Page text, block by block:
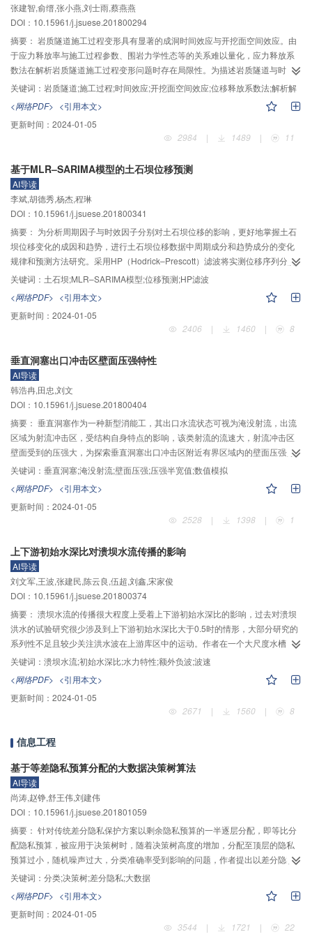
结速度。涂抹区以及砂井中渗透系数的降低均会显著降低地基固结速度，所
以，施工中应减小对井壁土体的扰动，增加竖井的渗流能力，以减弱涂抹和井
阻效应。尽管砂井地基以径向渗流为主，但竖向渗流对地基的固结也有较大影
响，忽略其作用可能会导致地基的固结沉降预测速度被低估。
张建智,俞缙,张小燕,刘士雨,蔡燕燕
DOI：10.15961/j.jsuese.201800294
摘要： 岩质隧道施工过程变形具有显著的成洞时间效应与开挖面空间效应。由
于应力释放率与施工过程参数、围岩力学性态等的关系难以量化，应力释放系
数法在解析岩质隧道施工过程变形问题时存在局限性。为描述岩质隧道与时
间、空间相关的复杂的施工力学过程，假设围岩为Burgers体和Drucker–Prager
组合模型。利用弹性–黏弹性对应原理与非关联流动法则建立无支护隧道变形
解，采用位移释放系数法描述隧道施工过程变形的时空效应。获得的2维平面应
变无支护隧道最大径向位移的数学函数形式与Manh解一致；当不考虑时间因素
时，本文解可退化为Park解。通过与既有数值解和解析解对比，验证了本文解
形径向分布曲线和隧道纵剖面变形曲线，得到关于黏聚力、内摩擦角、扩容角
与延迟时间等参数的敏感性规律。结果表明：随着时间推移或纵向距离的增
大，隧道变形非线性递增；随着围岩深度的增加，隧道变形递减，隧道变形和
塑性区半径均为黏聚力与内摩擦角的非线性递减函数；围岩扩容加剧了隧道变
形；延迟时间控制了隧道变形的时程规律；隧道时空变形对介入参数的敏感性
与其物理意义一致。位移释放系数法成功描述了岩质隧道施工过程变形的时空
效应，可为施工过程提供理论指导。
关键词： 岩质隧道;施工过程;时间效应;开挖面空间效应;位移释放系数法;解析解
<网络PDF> <引用本文>
更新时间： 2024-01-05
2984
| 1489 | 11
基于MLR–SARIMA模型的土石坝位移预测
AI导读
李斌,胡德秀,杨杰,程琳
DOI：10.15961/j.jsuese.201800341
摘要： 为分析周期因子与时效因子分别对土石坝位移的影响，更好地掌握土石
坝位移变化的成因和趋势，进行土石坝位移数据中周期成分和趋势成分的变化
规律和预测方法研究。采用HP（Hodrick–Prescott）滤波将实测位移序列分解
为趋势项和周期项两部分，对趋势项建立基于MLR（multiple linear
regression）的预测模型，对周期项建立基于SARIMA（seasonal auto-
regressive integrated moving average）的预测模型，结合以上两模型的结果
对土石坝位移进行预测，即MLR–SARIMA预测模型。该模型突出了MLR模型在
趋势性数据上的预测优势和SARIMA模型在周期性数据上的预测优势，且仅从实
波分解后，趋势项位移呈缓慢增长趋势，年变幅从1.42至0.51 mm逐渐降低，
表明由时效因子引起的土石坝趋势性位移量逐年减小，且已趋于稳定；周期项
位移具有明显年周期性，这是由于土石坝位移受到年周期性变化的水位和温度
影响，年变幅约为7.00 mm，表明该土石坝位移量主要是由周期因子引起的周
期性位移；该变化规律符合土石坝位移的一般变化规律，说明HP滤波可很好地
提取土石坝位移数据中的周期成分和趋势成分。MLR–SARIMA模型预测结果准
确，相对误差较小，均在5%以内，且均方根误差、平均绝对误差百分比和调整
的平均绝对误差百分比这3个指标均优于单一SARIMA模型，表明MLR–
位移预测。
关键词： 土石坝;MLR–SARIMA模型;位移预测;HP滤波
<网络PDF> <引用本文>
更新时间： 2024-01-05
2406
| 1460 | 8
垂直洞塞出口冲击区壁面压强特性
AI导读
韩浩冉,田忠,刘文
DOI：10.15961/j.jsuese.201800404
摘要： 垂直洞塞作为一种新型消能工，其出口水流状态可视为淹没射流，出流
区域为射流冲击区，受结构自身特点的影响，该类射流的流速大，射流冲击区
壁面受到的压强大，为探索垂直洞塞出口冲击区附近有界区域内的壁面压强分
布规律，为结构设计及水力设计提供科学依据，作者结合某大型泄洪洞工程，
采用模型试验、理论推导及数值模拟相结合的方法，针对不同的出口射流流速
及不同压坡位置，研究了垂直洞塞出口射流冲击区的壁面压强特性。结果表
明：冲击压强的试验和数值模拟结果吻合良好；当轴线上压强测点同压强最大
值处的距离和压强半宽值的比值小于1时，试验及数模得到的壁面压强与理论分
比较小时，两者结果明显高于理论曲线，理论曲线此时不适用。定量分析表
明：随着下游压坡段与射流中心之间距离的增加，底板轴线压强分布逐渐贴合
理论曲线；当压坡段与射流中心之间距离和射流直径之比大于2.35时，冲击区
下游压坡段位置对底板压强半宽值无显著影响，各试验组次中底板压强半宽约
为射流直径的0.3倍；射流冲击区内，顶部和侧壁壁面的压强随着离射流中心的
距离减小而降低，在泄洪洞上游封堵处压强达到最大值。
关键词： 垂直洞塞;淹没射流;壁面压强;压强半宽值;数值模拟
<网络PDF> <引用本文>
更新时间： 2024-01-05
2528
| 1398 | 1
上下游初始水深比对溃坝水流传播的影响
AI导读
刘文军,王波,张建民,陈云良,伍超,刘鑫,宋家俊
DOI：10.15961/j.jsuese.201800374
摘要： 溃坝水流的传播很大程度上受着上下游初始水深比的影响，过去对溃坝
洪水的试验研究很少涉及到上下游初始水深比大于0.5时的情形，大部分研究的
系列性不足且较少关注洪水波在上游库区中的运动。作者在一个大尺度水槽
（长18 m、宽1 m、高1.09 m）中，通过波高仪的测量手段对上下游初始水深
比0～0.9范围内的大坝瞬溃洪水进行了大量实验，获取了许多新发现。研究结
果表明：当下游无水时，溃坝水流波前区域的水深会出现明显的雍高，波前运
动速度也明显低于Ritter解；当上下游初始水深比大于等于0.3时，溃坝水流演进
一段时间后，在靠近闸门处会出现以波浪形式向库区演进的额外负波，该负波
等于0.5时，溃坝水流运动的稳态区会出现明显的波动，水流以波浪形式向下游
演进，其中第1个出现的波浪波峰高度最高且在演进的过程中基本维持高度不
变，但产生的这些波浪数量有限，波浪演进过后的断面水深会逐渐恢复稳定，
且稳定后的水深与Stoker解符合较好。在试验观测到的范围内，同一水深比
时，与上游静水区衔接的负波波速在演进的过程中不断降低至稳定值，而第1个
出现的额外负波波速不断增加；下游波前的演进速度基本维持不变，而下游第1
个出现的波浪波速会增加；另外，随着水深比的增加，第1个出现的额外负波波
速变大，而下游第1个出现的波浪波速变小。从两组不同上游水深在同一水深比
时各水力要素的对比情况中发现瞬时溃坝水流的运动在湿底情况下依然具有很
好的相似性。
关键词： 溃坝水流;初始水深比;水力特性;额外负波;波速
<网络PDF> <引用本文>
更新时间： 2024-01-05
2671
| 1560 | 8
信息工程
基于等差隐私预算分配的大数据决策树算法
AI导读
尚涛,赵铮,舒王伟,刘建伟
DOI：10.15961/j.jsuese.201801059
摘要： 针对传统差分隐私保护方案以剩余隐私预算的一半逐层分配，即等比分
配隐私预算，被应用于决策树时，随着决策树高度的增加，分配至顶层的隐私
预算过小，随机噪声过大，分类准确率受到影响的问题，作者提出以差分隐私
保护结合主流决策树C4.5分类方法为基本思路，依据决策树高度等差分配隐私
预算的方案。差分隐私中的Laplace机制和指数机制确保决策树分类的安全性。
作者利用大数据Hadoop平台的MapReduce框架，主程序进行MapReduce参数
配置以及外层循环。在执行到每一个节点时，主程序将数据集属性的统计任务
交给Mapper类，Reducer类接收Mapper类的统计结果并利用Laplace机制添加
关键词： 分类;决策树;差分隐私;大数据
<网络PDF> <引用本文>
更新时间： 2024-01-05
3544
| 1721 | 22